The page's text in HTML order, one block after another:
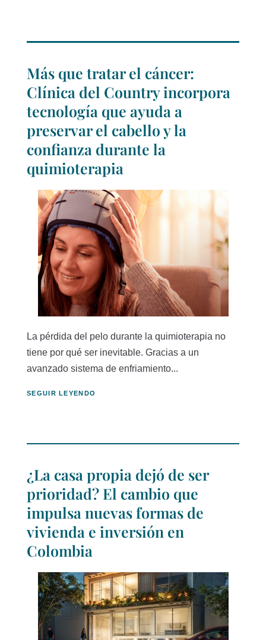
Más que tratar el cáncer:
Clínica del Country incorpora
tecnología que ayuda a
preservar el cabello y la
confianza durante la
quimioterapia
La pérdida del pelo durante la quimioterapia no
tiene por qué ser inevitable. Gracias a un
avanzado sistema de enfriamiento...
SEGUIR LEYENDO
¿La casa propia dejó de ser
prioridad? El cambio que
impulsa nuevas formas de
vivienda e inversión en
Colombia